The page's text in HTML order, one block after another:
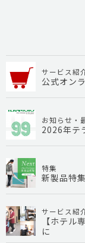
サービス紹
公式オン
お知らせ・
2026年テ
特集
新製品特集
サービス紹
【ホテル
に